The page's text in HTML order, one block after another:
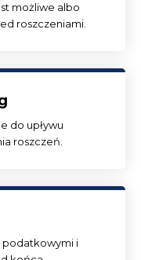
możliwe albo
roszczeniami.
do upływu
roszczeń.
podatkowymi i